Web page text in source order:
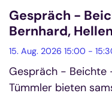
Datum: 15. August
Gespräch -
Bernhard,
15. Aug. 2026 15:00 -
Gespräch - Beichte
Tümmler bieten